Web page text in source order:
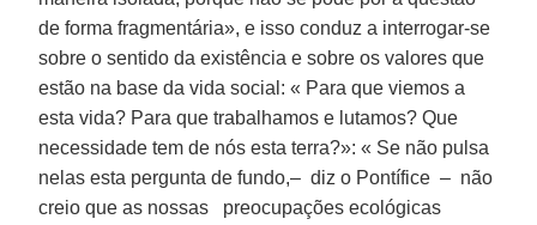
de forma fragmentária», e isso conduz a interrogar-se
sobre o sentido da existência e sobre os valores que
estão na base da vida social: « Para que viemos a
esta vida? Para que trabalhamos e lutamos? Que
necessidade tem de nós esta terra?»: « Se não pulsa
nelas esta pergunta de fundo,– diz o Pontífice – não
creio que as nossas preocupações ecológicas